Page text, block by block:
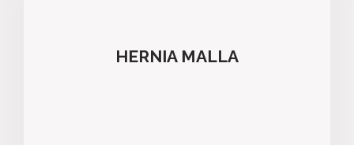
HERNIA MALLA